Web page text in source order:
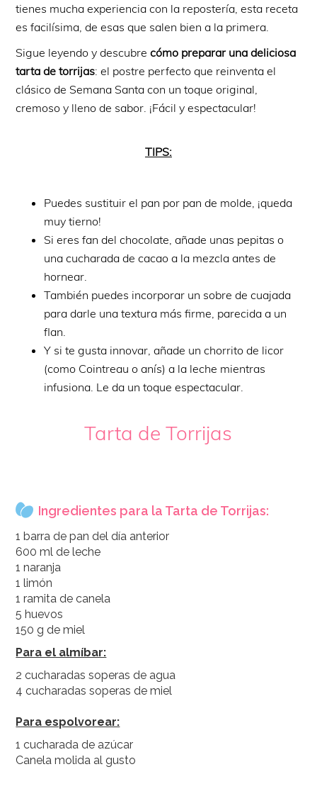
tienes mucha experiencia con la repostería, esta receta
es facilísima, de esas que salen bien a la primera.
Sigue leyendo y descubrecómo preparar una deliciosa
tarta de torrijas: el postre perfecto que reinventa el
clásico de Semana Santa con un toque original,
cremoso y lleno de sabor. ¡Fácil y espectacular!
TIPS:
Puedes sustituir el pan por pan de molde, ¡queda
muy tierno!
Si eres fan del chocolate, añade unas pepitas o
una cucharada de cacao a la mezcla antes de
hornear.
También puedes incorporar un sobre de cuajada
para darle una textura más firme, parecida a un
flan.
Y si te gusta innovar, añade un chorrito de licor
(como Cointreau o anís) a la leche mientras
infusiona. Le da un toque espectacular.
Tarta de Torrijas
Ingredientes para la Tarta de Torrijas:
1 barra de pan del día anterior
600 ml de leche
1 naranja
1 limón
1 ramita de canela
5 huevos
150 g de miel
Para el almíbar:
2 cucharadas soperas de agua
4 cucharadas soperas de miel
Para espolvorear:
1 cucharada de azúcar
Canela molida al gusto